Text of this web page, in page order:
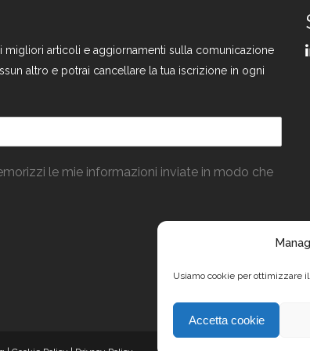
Usiamo cookie per ottimizzare
Accetta cookie
migliori articoli e aggiornamenti sulla comunicazione
altro e potrai cancellare la tua iscrizione in ogni
le mie informazioni inviate in modo che